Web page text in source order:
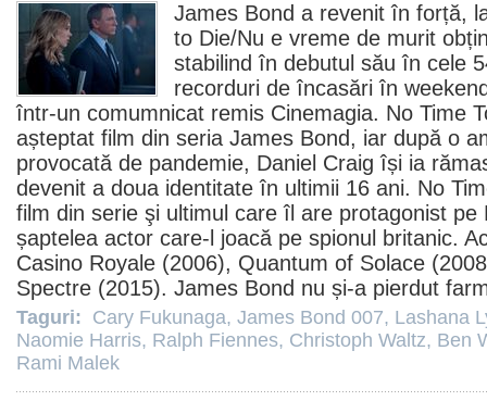
James Bond a revenit în forță,
to Die/Nu e vreme de murit
stabilind în debutul său în cele
recorduri de încasări în
într-un comumnicat remis Cinemagia. No Time
așteptat film din seria James Bond, iar după o
provocată de pandemie, Daniel Craig își ia
devenit a doua identitate în ultimii 16 ani. No
film din serie şi ultimul care îl are protagonist pe
șaptelea actor care-l joacă pe spionul britanic.
Casino Royale (2006), Quantum of Solace
Spectre (2015). James Bond nu și-a pierdut
Taguri: Cary Fukunaga, James Bond 007, Lashana
Naomie Harris, Ralph Fiennes, Christoph Waltz, Ben
Rami Malek